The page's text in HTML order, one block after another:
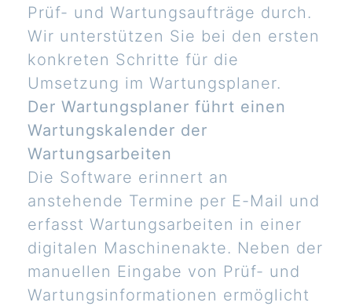
Prüf- und Wartungsaufträge durch.
Wir unterstützen Sie bei den ersten
konkreten Schritte für die
Umsetzung im Wartungsplaner.
Der Wartungsplaner führt einen
Wartungskalender der
Wartungsarbeiten
Die Software erinnert an
anstehende Termine per E-Mail und
erfasst Wartungsarbeiten in einer
digitalen Maschinenakte. Neben der
manuellen Eingabe von Prüf- und
Wartungsinformationen ermöglicht